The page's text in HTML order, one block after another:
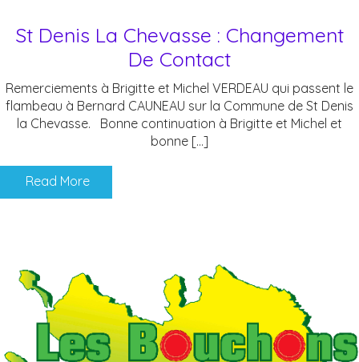
St Denis La Chevasse : Changement
De Contact
Remerciements à Brigitte et Michel VERDEAU qui passent le
flambeau à Bernard CAUNEAU sur la Commune de St Denis
la Chevasse. Bonne continuation à Brigitte et Michel et
bonne […]
Read More